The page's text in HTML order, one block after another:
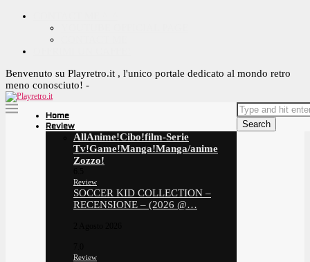
Benvenuto su Playretro.it , l'unico portale dedicato al mondo retro
meno conosciuto! -
Home
Review
AllAnime!Cibo!film-Serie
Tv!Game!Manga!Manga/anime
Zozzo!
Review
SOCCER KID COLLECTION –
RECENSIONE – (2026 @…
Review
Search